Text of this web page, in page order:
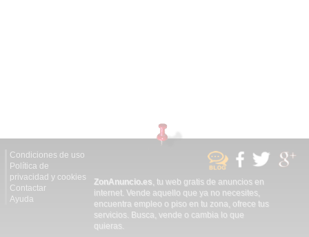
Condiciones de uso
Política de
privacidad y cookies
Contactar
Ayuda
ZonAnuncio.es, tu web gratis de anuncios en
internet. Vende aquello que ya no necesites,
encuentra empleo o piso en tu zona, ofrece tus
servicios. Busca, vende o cambia lo que
quieras.